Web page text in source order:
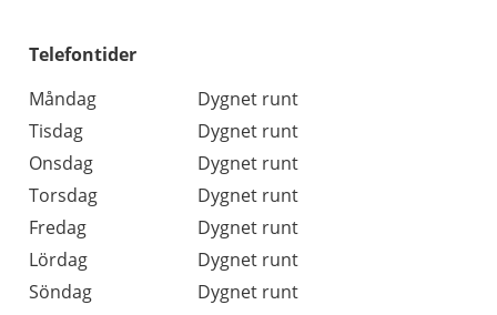
Telefontider
Måndag
Dygnet runt
Tisdag
Dygnet runt
Onsdag
Dygnet runt
Torsdag
Dygnet runt
Fredag
Dygnet runt
Lördag
Dygnet runt
Söndag
Dygnet runt